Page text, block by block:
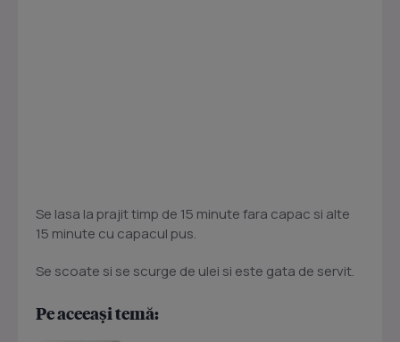
Se lasa la prajit timp de 15 minute fara capac si alte
15 minute cu capacul pus.
Se scoate si se scurge de ulei si este gata de servit.
Pe aceeași temă: